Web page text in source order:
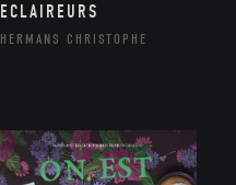
ECLAIREURS
HERMANS CHRISTOPHE